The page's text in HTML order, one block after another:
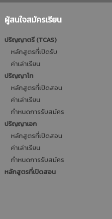
ผู้สนใจสมัครเรียน
ปริญญาตรี (TCAS)
หลักสูตรที่เปิดรับ
ค่าเล่าเรียน
ปริญญาโท
หลักสูตรที่เปิดสอน
ค่าเล่าเรียน
กำหนดการรับสมัคร
ปริญญาเอก
หลักสูตรที่เปิดสอน
ค่าเล่าเรียน
กำหนดการรับสมัคร
หลักสูตรที่เปิดสอน